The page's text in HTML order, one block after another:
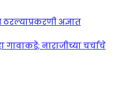
अज्ञात
नाराजीच्या चर्चाचे